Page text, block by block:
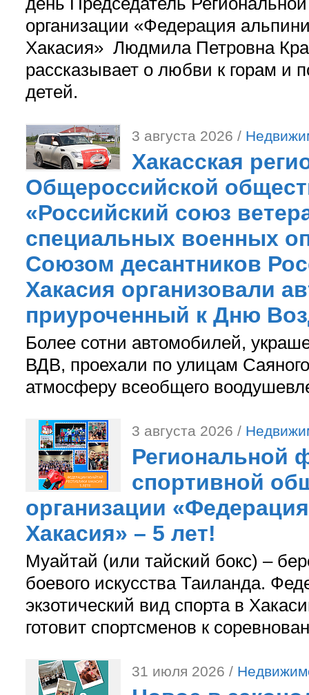
организации «Федерация
Хакасия» Людмила Петровна
рассказывает о любви к горам и
детей.
3 августа 2026 /
Хакасская
Общероссийской
«Российский союз
специальных военных
Союзом десантников
Хакасия организовали
приуроченный к Дню
Более сотни автомобилей,
ВДВ, проехали по улицам
атмосферу всеобщего
3 августа 2026 /
Региональной
спортивной
организации
Хакасия» – 5 лет!
Муайтай (или тайский бокс) –
боевого искусства Таиланда.
экзотический вид спорта в
готовит спортсменов к
31 июля 2026 /